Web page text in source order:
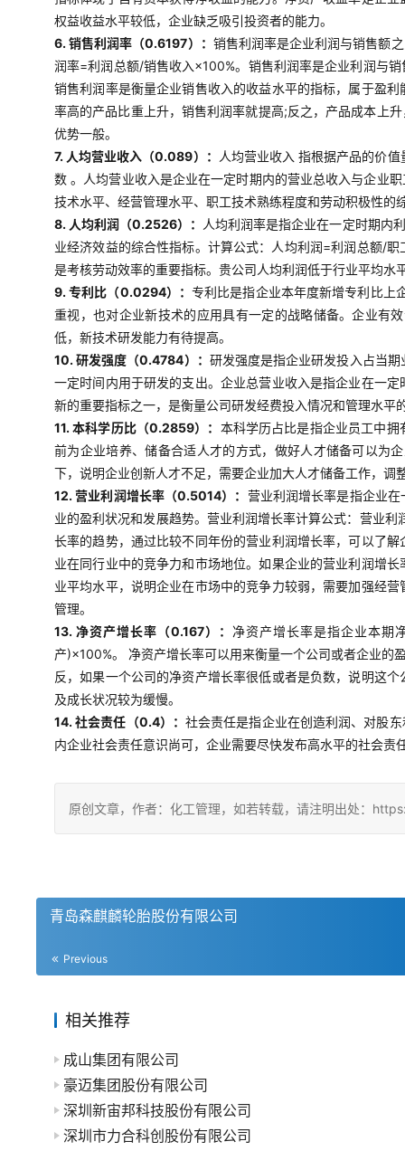
权益收益水平较低，企业缺乏吸引投资者的能力。
6. 销售利润率（0.6197）： 销售利润率是企业利润与销售额
润率=利润总额/销售收入×100%。销售利润率是企业利润与
销售利润率是衡量企业销售收入的收益水平的指标，属于盈
率高的产品比重上升，销售利润率就提高;反之，产品成本上
优势一般。
7. 人均营业收入（0.089）：
人均营业收入 指根据产品的价
数 。人均营业收入是企业在一定时期内的营业总收入与企业
技术水平、经营管理水平、职工技术熟练程度和劳动积极性
8. 人均利润（0.2526）：
人均利润率是指企业在一定时期内
业经济效益的综合性指标。计算公式：人均利润=利润总额/
是考核劳动效率的重要指标。贵公司人均利润低于行业平均
9. 专利比（0.0294）： 专利比是指企业本年度新增专利比上
重视，也对企业新技术的应用具有一定的战略储备。企业有
低，新技术研发能力有待提高。
10. 研发强度（0.4784）： 研发强度是指企业研发投入占当
一定时间内用于研发的支出。企业总营业收入是指企业在一
新的重要指标之一，是衡量公司研发经费投入情况和管理水
11. 本科学历比（0.2859）： 本科学历占比是指企业员工中
前为企业培养、储备合适人才的方式，做好人才储备可以为
下，说明企业创新人才不足，需要企业加大人才储备工作，调
12. 营业利润增长率（0.5014）： 营业利润增长率是指企业
业的盈利状况和发展趋势。营业利润增长率计算公式：营业
长率的趋势，通过比较不同年份的营业利润增长率，可以了
业在同行业中的竞争力和市场地位。如果企业的营业利润增
业平均水平，说明企业在市场中的竞争力较弱，需要加强经
管理。
13. 净资产增长率（0.167）： 净资产增长率是指企业本期
产)×100%。 净资产增长率可以用来衡量一个公司或者企业的
反，如果一个公司的净资产增长率很低或者是负数，说明这
及成长状况较为缓慢。
14. 社会责任（0.4）： 社会责任是指企业在创造利润、对股
内企业社会责任意识尚可，企业需要尽快发布高水平的社会责
原创文章，作者：化工管理，如若转载，请注明出处：
青岛森麒麟轮胎股份有限公司
Previous
相关推荐
成山集团有限公司
豪迈集团股份有限公司
深圳新宙邦科技股份有限公司
深圳市力合科创股份有限公司